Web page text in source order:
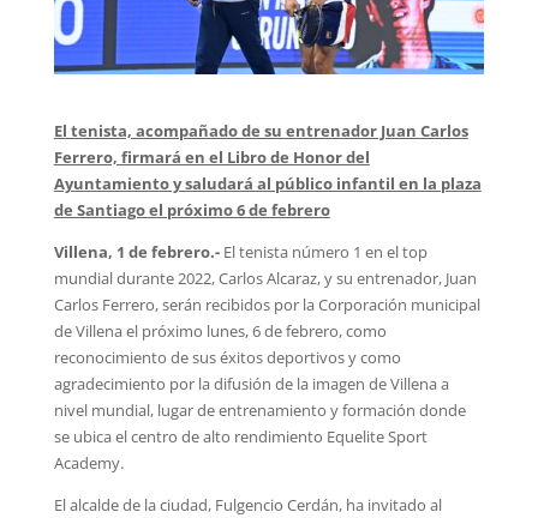
El tenista, acompañado de su entrenador Juan Carlos
Ferrero, firmará en el Libro de Honor del
Ayuntamiento y saludará al público infantil en la plaza
de Santiago el próximo 6 de febrero
Villena, 1 de febrero.- El tenista número 1 en el top
mundial durante 2022, Carlos Alcaraz, y su entrenador, Juan
Carlos Ferrero, serán recibidos por la Corporación municipal
de Villena el próximo lunes, 6 de febrero, como
reconocimiento de sus éxitos deportivos y como
agradecimiento por la difusión de la imagen de Villena a
nivel mundial, lugar de entrenamiento y formación donde
se ubica el centro de alto rendimiento Equelite Sport
Academy.
El alcalde de la ciudad, Fulgencio Cerdán, ha invitado al